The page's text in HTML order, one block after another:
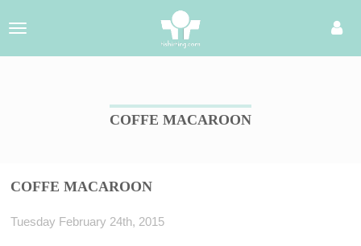
Toggle
navigation
COFFE MACAROON
COFFE MACAROON
Tuesday February 24th, 2015